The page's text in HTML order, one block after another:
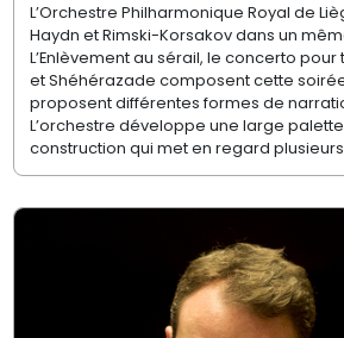
L’Orchestre Philharmonique Royal de
Haydn et Rimski-Korsakov dans un
L’Enlèvement au sérail, le concerto
et Shéhérazade composent cette
proposent différentes formes de
L’orchestre développe une large
construction qui met en regard